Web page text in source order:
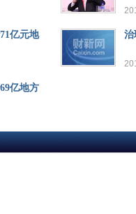
亿元地
治
亿地方